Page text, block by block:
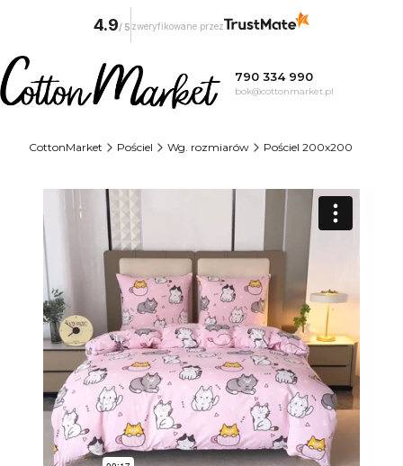
790 334 990
bok@cottonmarket.pl
CottonMarket Pościel Wg. rozmiarów Pościel 200x200
4.9/ 5 zweryfikowane przez